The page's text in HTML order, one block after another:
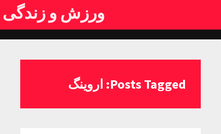
ورزش و زندگی
Posts Tagged: اروینگ